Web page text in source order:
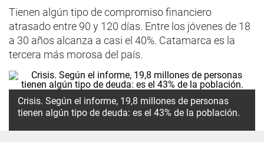
Tienen algún tipo de compromiso financiero
atrasado entre 90 y 120 días. Entre los jóvenes de 18
a 30 años alcanza a casi el 40%. Catamarca es la
tercera más morosa del país.
Crisis. Según el informe, 19,8 millones de personas
tienen algún tipo de deuda: es el 43% de la población.